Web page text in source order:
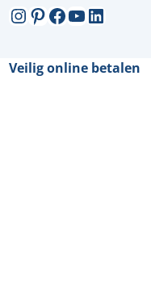
Instagram
Pinterest
Facebook
YouTube
LinkedIn
Veilig online betalen